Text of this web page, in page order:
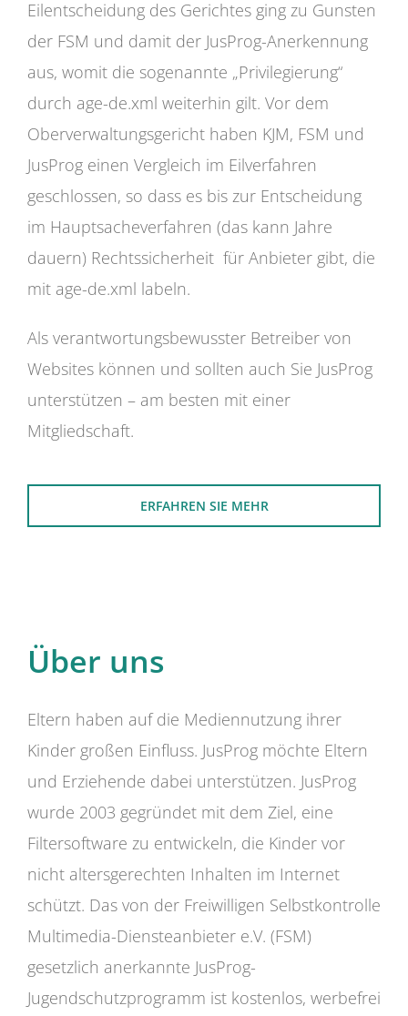
Eilentscheidung des Gerichtes ging zu Gunsten
der FSM und damit der JusProg-Anerkennung
aus, womit die sogenannte „Privilegierung“
durch age-de.xml weiterhin gilt. Vor dem
Oberverwaltungsgericht haben KJM, FSM und
JusProg einen Vergleich im Eilverfahren
geschlossen, so dass es bis zur Entscheidung
im Hauptsacheverfahren (das kann Jahre
dauern) Rechtssicherheit für Anbieter gibt, die
mit age-de.xml labeln.
Als verantwortungsbewusster Betreiber von
Websites können und sollten auch Sie JusProg
unterstützen – am besten mit einer
Mitgliedschaft.
ERFAHREN SIE MEHR
Über uns
Eltern haben auf die Mediennutzung ihrer
Kinder großen Einfluss. JusProg möchte Eltern
und Erziehende dabei unterstützen. JusProg
wurde 2003 gegründet mit dem Ziel, eine
Filtersoftware zu entwickeln, die Kinder vor
nicht altersgerechten Inhalten im Internet
schützt. Das von der Freiwilligen Selbstkontrolle
Multimedia-Diensteanbieter e.V. (FSM)
gesetzlich anerkannte JusProg-
Jugendschutzprogramm ist kostenlos, werbefrei